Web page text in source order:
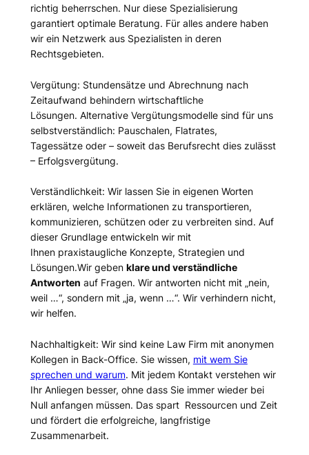
richtig beherrschen. Nur diese Spezialisierung
garantiert optimale Beratung. Für alles andere haben
wir ein Netzwerk aus Spezialisten in deren
Rechtsgebieten.
Vergütung: Stundensätze und Abrechnung nach
Zeitaufwand behindern wirtschaftliche
Lösungen. Alternative Vergütungsmodelle sind für uns
selbstverständlich: Pauschalen, Flatrates,
Tagessätze oder – soweit das Berufsrecht dies zulässt
– Erfolgsvergütung.
Verständlichkeit: Wir lassen Sie in eigenen Worten
erklären, welche Informationen zu transportieren,
kommunizieren, schützen oder zu verbreiten sind. Auf
dieser Grundlage entwickeln wir mit
Ihnen praxistaugliche Konzepte, Strategien und
Lösungen.Wir geben klare und verständliche
Antworten auf Fragen. Wir antworten nicht mit „nein,
weil …“, sondern mit „ja, wenn …“. Wir verhindern nicht,
wir helfen.
Nachhaltigkeit: Wir sind keine Law Firm mit anonymen
Kollegen in Back-Office. Sie wissen, mit wem Sie
sprechen und warum. Mit jedem Kontakt verstehen wir
Ihr Anliegen besser, ohne dass Sie immer wieder bei
Null anfangen müssen. Das spart Ressourcen und Zeit
und fördert die erfolgreiche, langfristige
Zusammenarbeit.